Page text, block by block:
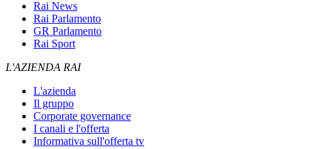
Rai News
Rai Parlamento
GR Parlamento
Rai Sport
L'AZIENDA RAI
L'azienda
Il gruppo
Corporate governance
I canali e l'offerta
Informativa sull'offerta tv